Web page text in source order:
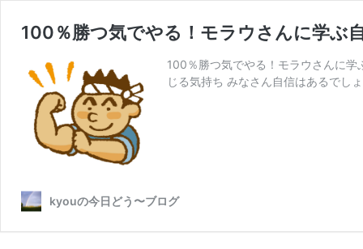
100％勝つ気でやる！モラウさんに学ぶ
100％勝つ気でやる！モラウさんに
じる気持ち みなさん自信はあるでし
kyouの今日どう〜ブログ